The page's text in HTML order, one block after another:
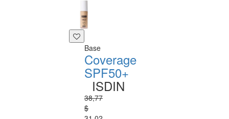
Base
Coverage
SPF50+
ISDIN
38,77
$